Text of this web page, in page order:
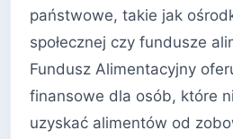
państwowe, takie jak
społecznej czy fundusze
Fundusz Alimentacyjny
finansowe dla osób, które
uzyskać alimentów od